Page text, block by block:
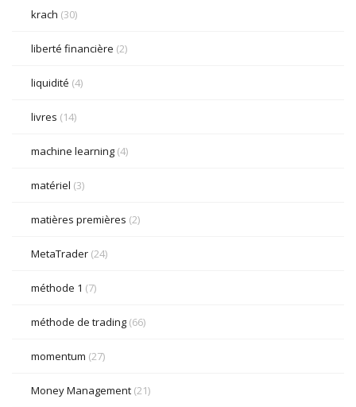
krach (30)
liberté financière (2)
liquidité (4)
livres (14)
machine learning (4)
matériel (3)
matières premières (2)
MetaTrader (24)
méthode 1 (7)
méthode de trading (66)
momentum (27)
Money Management (21)